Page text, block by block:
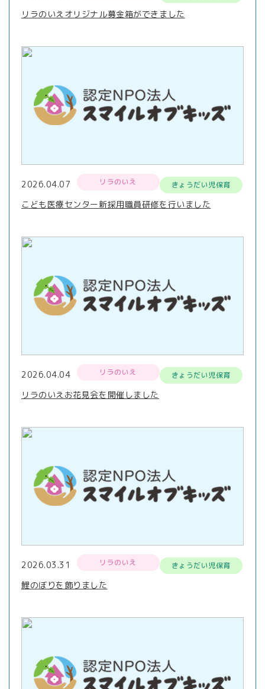
リラのいえオリジナル募金箱ができました
2026.04.07 リラのいえ きょうだい児保育
こども医療センター新採用職員研修を行いました
2026.04.04 リラのいえ きょうだい児保育
リラのいえお花見会を開催しました
2026.03.31 リラのいえ きょうだい児保育
鯉のぼりを飾りました